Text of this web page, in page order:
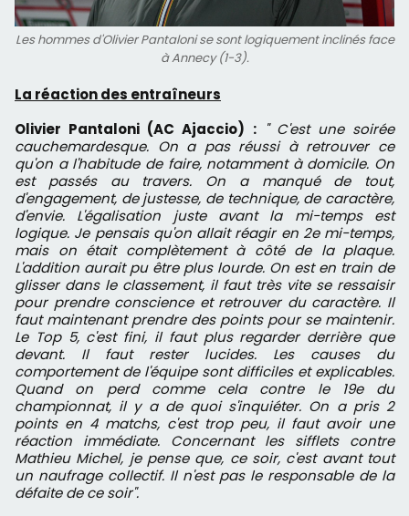
Les hommes d'Olivier Pantaloni se sont logiquement inclinés face
à Annecy (1-3).
La réaction des entraîneurs
Olivier Pantaloni (AC Ajaccio) : " C'est une soirée
cauchemardesque. On a pas réussi à retrouver ce
qu'on a l'habitude de faire, notamment à domicile. On
est passés au travers. On a manqué de tout,
d'engagement, de justesse, de technique, de caractère,
d'envie. L'égalisation juste avant la mi-temps est
logique. Je pensais qu'on allait réagir en 2e mi-temps,
mais on était complètement à côté de la plaque.
L'addition aurait pu être plus lourde. On est en train de
glisser dans le classement, il faut très vite se ressaisir
pour prendre conscience et retrouver du caractère. Il
faut maintenant prendre des points pour se maintenir.
Le Top 5, c'est fini, il faut plus regarder derrière que
devant. Il faut rester lucides. Les causes du
comportement de l'équipe sont difficiles et explicables.
Quand on perd comme cela contre le 19e du
championnat, il y a de quoi s'inquiéter. On a pris 2
points en 4 matchs, c'est trop peu, il faut avoir une
réaction immédiate. Concernant les sifflets contre
Mathieu Michel, je pense que, ce soir, c'est avant tout
un naufrage collectif. Il n'est pas le responsable de la
défaite de ce soir".